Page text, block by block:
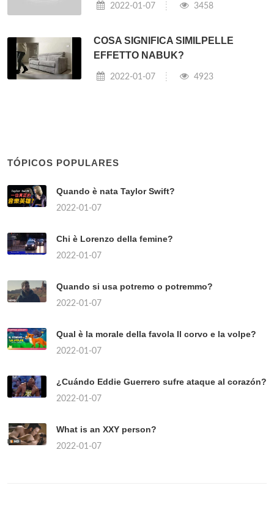
2022-01-07 3458
COSA SIGNIFICA SIMILPELLE
EFFETTO NABUK?
2022-01-07 4923
TÓPICOS POPULARES
Quando è nata Taylor Swift?
2022-01-07
Chi è Lorenzo della femine?
2022-01-07
Quando si usa potremo o potremmo?
2022-01-07
Qual è la morale della favola Il corvo e la volpe?
2022-01-07
¿Cuándo Eddie Guerrero sufre ataque al corazón?
2022-01-07
What is an XXY person?
2022-01-07